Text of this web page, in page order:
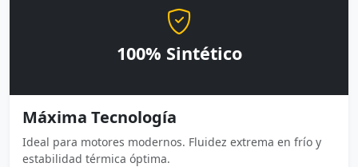
100% Sintético
Máxima Tecnología
Ideal para motores modernos. Fluidez extrema en frío y
estabilidad térmica óptima.